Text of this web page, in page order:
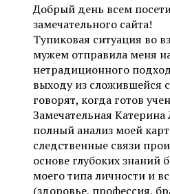
Добрый день всем
замечательного сайта!
Тупиковая ситуация во
мужем отправила меня
нетрадиционного
выходу из сложившейся
говорят, когда готов
Замечательная Катерина
полный анализ моей
следственные связи
основе глубоких знаний
моего типа личности и
(здоровье, профессия,